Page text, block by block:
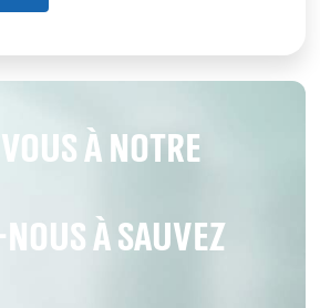
vous à notre
nous à sauvez